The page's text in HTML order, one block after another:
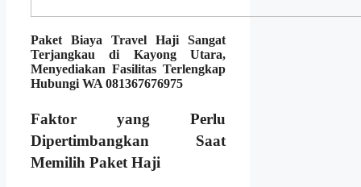
Paket Biaya Travel Haji Sangat
Terjangkau di Kayong Utara,
Menyediakan Fasilitas Terlengkap
Hubungi WA 081367676975
Faktor yang Perlu
Dipertimbangkan Saat
Memilih Paket Haji